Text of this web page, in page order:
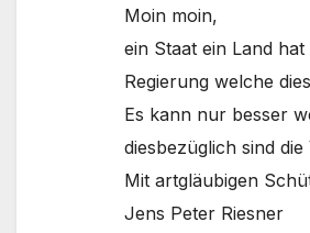
Moin moin,
ein Staat ein Land hat
Regierung welche
Es kann nur besser
diesbezüglich sind
Mit artgläubigen
Jens Peter Riesner